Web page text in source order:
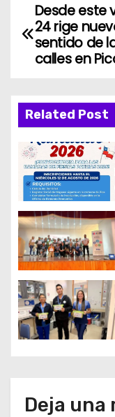
N
a
e
g
a
c
i
ó
n
d
e
n
Desde este
24 rige
sentido de
calles en
Related Post
Deja una